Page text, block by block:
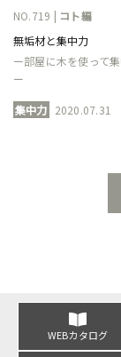
NO.719 | コト編
無垢材と集中力
ー部屋に木を使って
ー
集中力 2020.07.31
WEBカタログ